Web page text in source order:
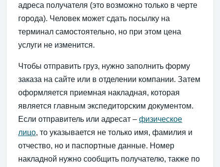
адреса получателя (это возможно только в черте
города). Человек может сдать посылку на
терминал самостоятельно, но при этом цена
услуги не изменится.
Чтобы отправить груз, нужно заполнить форму
заказа на сайте или в отделении компании. Затем
оформляется приемная накладная, которая
является главным экспедиторским документом.
Если отправитель или адресат – физическое
лицо, то указывается не только имя, фамилия и
отчество, но и паспортные данные. Номер
накладной нужно сообщить получателю, также по